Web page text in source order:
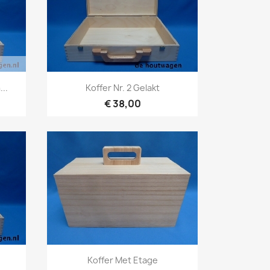
Snel bekijken
Koffer Nr. 2 Gelakt
€ 38,00
Snel bekijken
Koffer Met Etage